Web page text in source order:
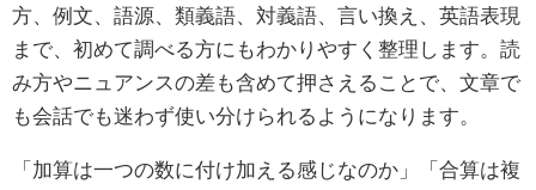
方、例文、語源、類義語、対義語、言い換え、英語表現
まで、初めて調べる方にもわかりやすく整理します。読
み方やニュアンスの差も含めて押さえることで、文章で
も会話でも迷わず使い分けられるようになります。
「加算は一つの数に付け加える感じなのか」「合算は複